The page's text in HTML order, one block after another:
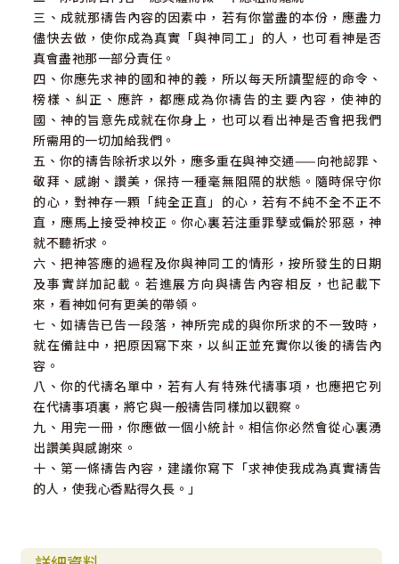
三、成就那禱告內容的因素中，若有你當盡的本份，應盡力
儘快去做，使你成為真實「與神同工」的人，也可看神是否
真會盡祂那一部分責任。
四、你應先求神的國和神的義，所以每天所讀聖經的命令、
榜樣、糾正、應許，都應成為你禱告的主要內容，使神的
國、神的旨意先成就在你身上，也可以看出神是否會把我們
所需用的一切加給我們。
五、你的禱告除祈求以外，應多重在與神交通——向祂認罪、
敬拜、感謝、讚美，保持一種毫無阻隔的狀態。隨時保守你
的心，對神存一顆「純全正直」的心，若有不純不全不正不
直，應馬上接受神校正。你心裏若注重罪孽或偏於邪惡，神
就不聽祈求。
六、把神答應的過程及你與神同工的情形，按所發生的日期
及事實詳加記載。若進展方向與禱告內容相反，也記載下
來，看神如何有更美的帶領。
七、如禱告已告一段落，神所完成的與你所求的不一致時，
就在備註中，把原因寫下來，以糾正並充實你以後的禱告內
容。
八、你的代禱名單中，若有人有特殊代禱事項，也應把它列
在代禱事項裏，將它與一般禱告同樣加以觀察。
九、用完一冊，你應做一個小統計。相信你必然會從心裏湧
出讚美與感謝來。
十、第一條禱告內容，建議你寫下「求神使我成為真實禱告
的人，使我心香點得久長。」